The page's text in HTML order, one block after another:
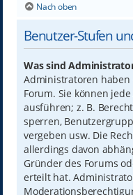
Nach oben
Benutzer-Stufen
Was sind
Administratoren haben
Forum. Sie können
ausführen; z. B.
sperren,
vergeben usw. Die
allerdings davon
Gründer des Forums
erteilt hat.